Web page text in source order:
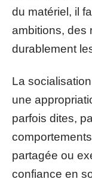
du matériel, il
ambitions, des
durablement
La
une
parfois dites,
partagée ou
confiance en